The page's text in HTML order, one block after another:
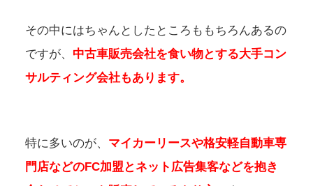
その中にはちゃんとしたところももちろんあるの
ですが、 中古車販売会社を食い物とする大手コン
サルティング会社もあります。
特に多いのが、 マイカーリースや格安軽自動車専
門店などのFC加盟とネット広告集客などを抱き